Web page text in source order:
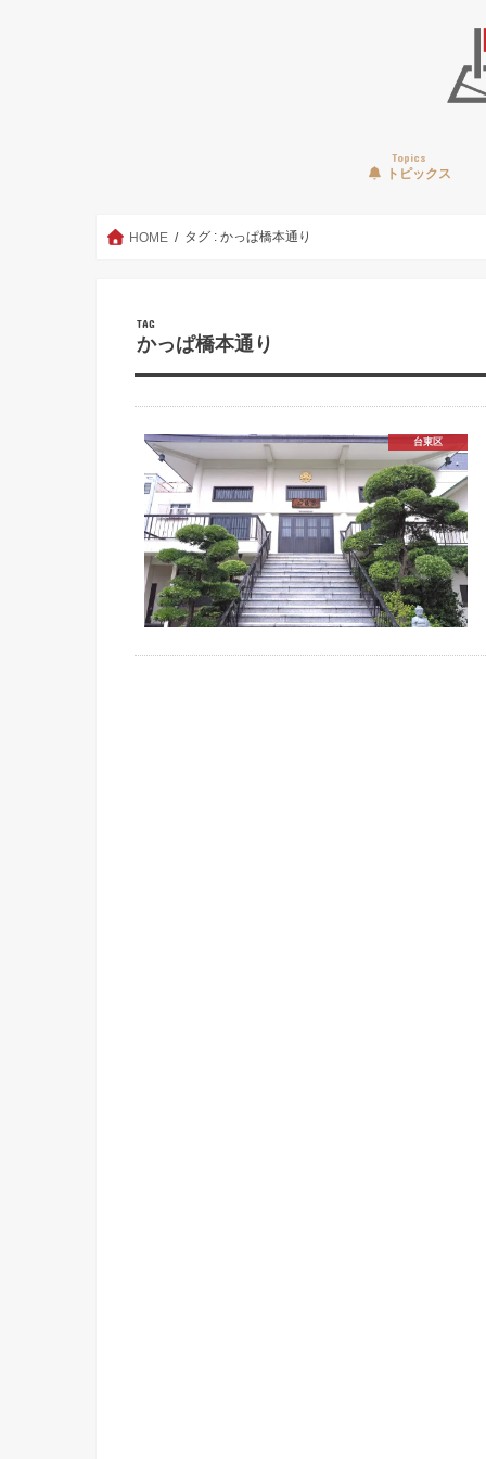
Topics
トピックス
HOME タグ : かっぱ橋本通り
TAG
かっぱ橋本通り
台東区